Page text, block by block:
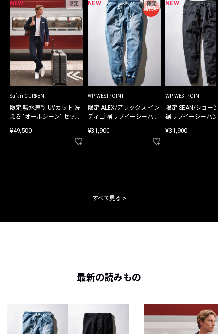
NEW 限定
Safari CURRENT
限定 吸水速乾 UVカット 洗
える "オールシーン" セット
¥49,500
NEW 限定
WP WESTPOINT
限定 ALEX/アレックス イン
ディゴ 裾リブイージーパン
¥31,900
NEW
WP WESTPOINT
限定 SEAN/ショー
裾リブイージーパ
¥31,900
すべて見る
最新の読みもの